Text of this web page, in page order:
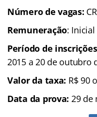
Número de vagas: CR
Remuneração: Inicial
Período de
2015 a 20 de outubro
Valor da taxa: R$ 90
Data da prova: 29 de